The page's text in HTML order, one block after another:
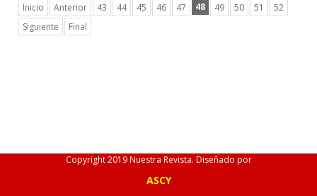
Inicio Anterior 43 44 45 46 47 48 49 50 51
52
Siguiente
Final
Copyright 2019 Nuestra Revista. Diseñado por
ASCY